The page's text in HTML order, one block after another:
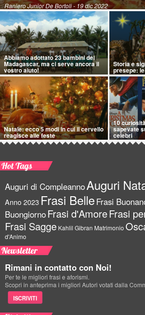
Raniero Junior De Bortoli- 19 dic 2022
Abbiamo adottato 23 bambini del
Madagascar, ma ci serve ancora il
vostro aiuto!
Storia e
presepe:
Natale: ecco 5 modi in cui il cervello
reagisce alle feste
10
sapevate
celebri
Hot Tags
Auguri di CompleannoAuguri
Anno 2023 Frasi BelleFrasi
BuongiornoFrasi d'AmoreFrasi
Frasi Sagge Kahlil Gibran Matrimonio
d'Animo
Newsletter
Rimani in contatto con Noi!
Per te le migliori frasi e aforismi.
Scopri in anteprima i migliori Autori votati dalla
ISCRIVITI